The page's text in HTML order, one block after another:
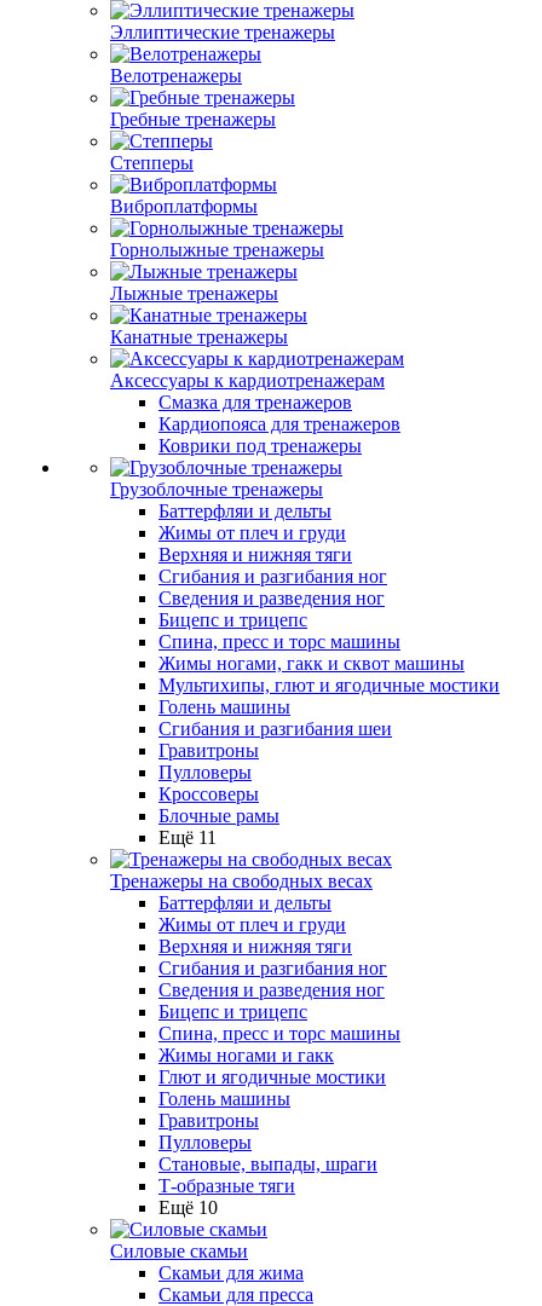
Эллиптические тренажеры
Велотренажеры
Гребные тренажеры
Степперы
Виброплатформы
Горнолыжные тренажеры
Лыжные тренажеры
Канатные тренажеры
Аксессуары к кардиотренажерам
Смазка для тренажеров
Кардиопояса для тренажеров
Коврики под тренажеры
Грузоблочные тренажеры
Баттерфляи и дельты
Жимы от плеч и груди
Верхняя и нижняя тяги
Сгибания и разгибания ног
Сведения и разведения ног
Бицепс и трицепс
Спина, пресс и торс машины
Жимы ногами, гакк и сквот машины
Мультихипы, глют и ягодичные мостики
Голень машины
Сгибания и разгибания шеи
Гравитроны
Пулловеры
Кроссоверы
Блочные рамы
Ещё 11
Тренажеры на свободных весах
Баттерфляи и дельты
Жимы от плеч и груди
Верхняя и нижняя тяги
Сгибания и разгибания ног
Сведения и разведения ног
Бицепс и трицепс
Спина, пресс и торс машины
Жимы ногами и гакк
Глют и ягодичные мостики
Голень машины
Гравитроны
Пулловеры
Становые, выпады, шраги
Т-образные тяги
Ещё 10
Силовые скамьи
Скамьи для жима
Скамьи для пресса